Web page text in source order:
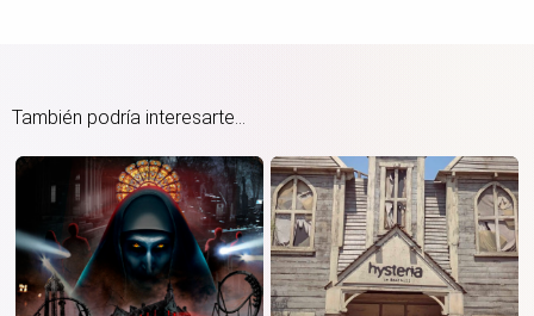
También podría interesarte...